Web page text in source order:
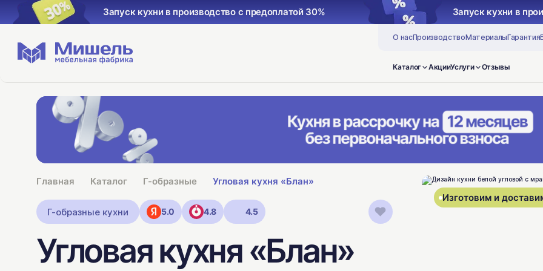
Запуск кухни в производство с предоплатой 30% Запуск кухни в
О насПроизводствоМатериалыГарантия
Каталог АкцииУслуги Отзывы
Главная Каталог Г-образные Угловая кухня «Блан»
Г-образные кухни 5.0 4.8 4.5
Угловая кухня «Блан»
Изготовим и